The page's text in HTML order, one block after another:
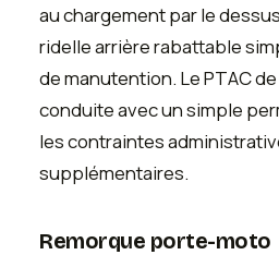
au chargement par le
ridelle arrière rabattable
de manutention. Le PTAC
conduite avec un simple
les contraintes
supplémentaires.
Remorque porte-moto